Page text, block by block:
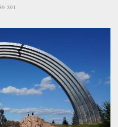
301